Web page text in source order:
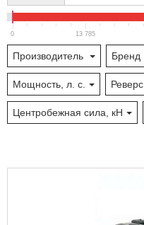
0 13 785
Производитель Бренд
Мощность, л. с. Реверс
Центробежная сила, кН